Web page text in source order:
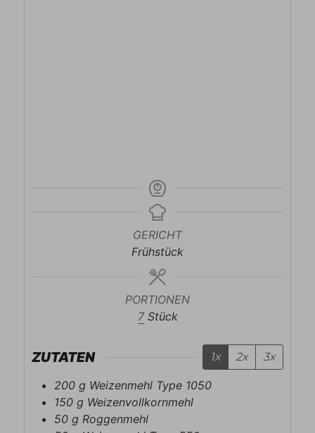
GERICHT
Frühstück
PORTIONEN
7 Stück
ZUTATEN 1x 2x 3x
200 g Weizenmehl Type 1050
150 g Weizenvollkornmehl
50 g Roggenmehl